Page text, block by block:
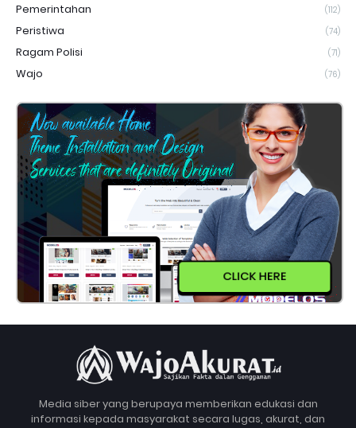
Pemerintahan (112)
Peristiwa (74)
Ragam Polisi (71)
Wajo (76)
CLICK HERE
Media siber yang berupaya memberikan edukasi dan
informasi kepada masyarakat secara lugas, akurat, dan